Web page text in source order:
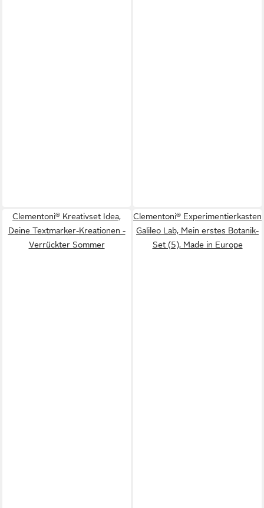
Clementoni® Kreativset Idea,
Deine Textmarker-Kreationen -
Verrückter Sommer
Clementoni® Experimentierkasten
Galileo Lab, Mein erstes Botanik-
Set (5), Made in Europe